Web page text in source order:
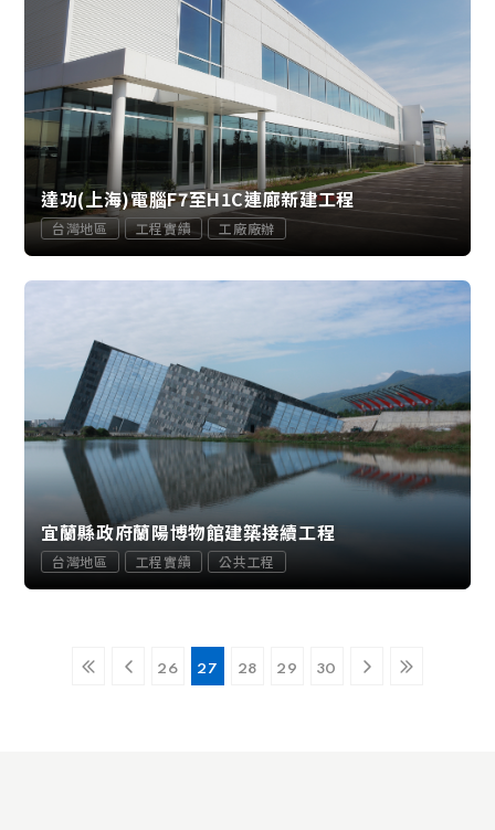
達功(上海)電腦F7至H1C連廊新建工程
台灣地區 工程實績 工廠廠辦
宜蘭縣政府蘭陽博物館建築接續工程
台灣地區 工程實績 公共工程
26 27 28 29 30